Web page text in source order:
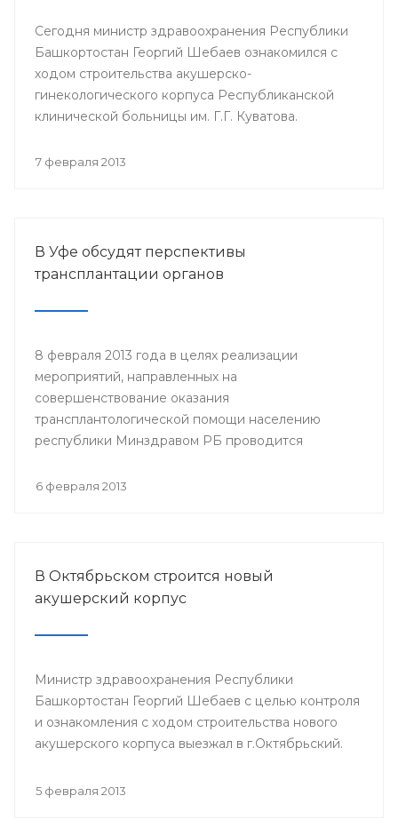
Сегодня министр здравоохранения Республики
Башкортостан Георгий Шебаев ознакомился с
ходом строительства акушерско-
гинекологического корпуса Республиканской
клинической больницы им. Г.Г. Куватова.
7 февраля 2013
В Уфе обсудят перспективы
трансплантации органов
8 февраля 2013 года в целях реализации
мероприятий, направленных на
совершенствование оказания
трансплантологической помощи населению
республики Минздравом РБ проводится
конференция «Перспективы донорства и
6 февраля 2013
В Октябрьском строится новый
акушерский корпус
Министр здравоохранения Республики
Башкортостан Георгий Шебаев с целью контроля
и ознакомления с ходом строительства нового
акушерского корпуса выезжал в г.Октябрьский.
5 февраля 2013